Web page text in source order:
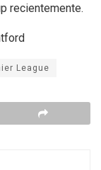
recientemente.
League